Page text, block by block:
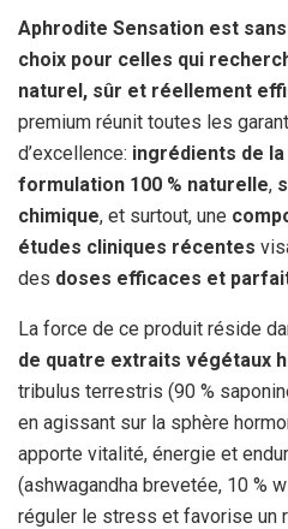
Aphrodite Sensation est
choix pour celles qui
naturel, sûr et réellement
premium réunit toutes les
d’excellence: ingrédients de
formulation 100 % naturelle,
chimique, et surtout, une
études cliniques récentes
des doses efficaces et
La force de ce produit réside
de quatre extraits végétaux
tribulus terrestris (90 %
en agissant sur la sphère
apporte vitalité, énergie et
(ashwagandha brevetée, 10 %
réguler le stress et favorise un